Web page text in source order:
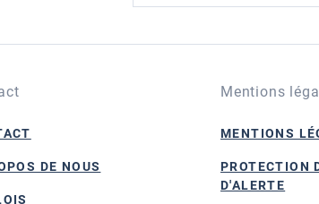
DE NOUS
Mentions
MENTIONS
PROTECTION
D'ALERTE